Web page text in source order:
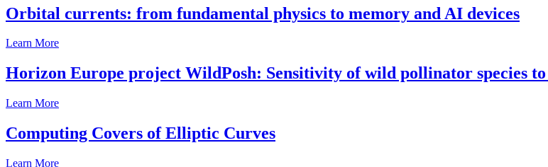
Orbital currents: from fundamental physics to memory and AI devices
Learn More
Horizon Europe project WildPosh: Sensitivity of wild pollinator species to
Learn More
Computing Covers of Elliptic Curves
Learn More